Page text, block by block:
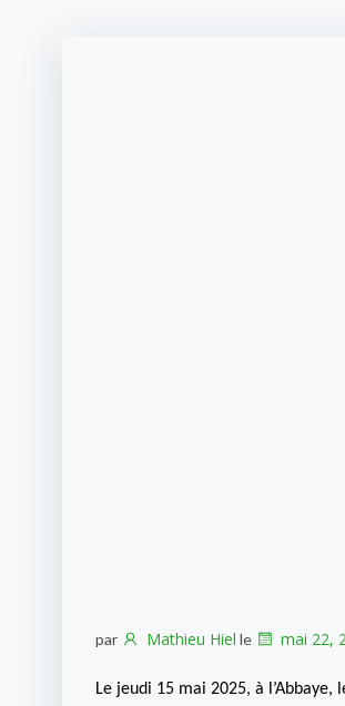
par Mathieu Hiel le mai 22,
Le jeudi 15 mai 2025, à